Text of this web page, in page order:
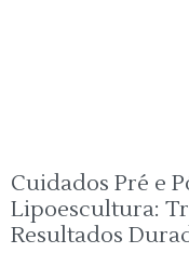
Cuidados Pré e
Lipoescultura:
Resultados